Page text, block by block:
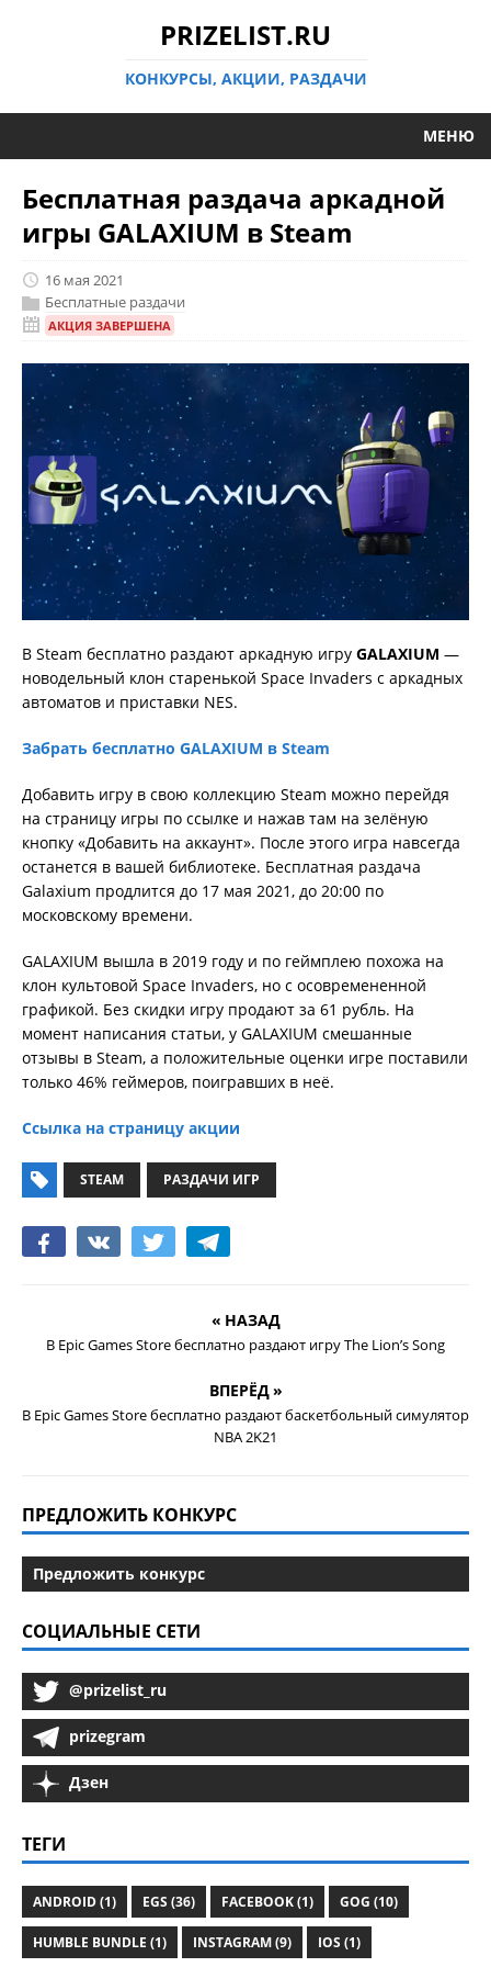
PRIZELIST.RU
КОНКУРСЫ, АКЦИИ, РАЗДАЧИ
МЕНЮ
Бесплатная раздача аркадной
игры GALAXIUM в Steam
16 мая 2021
Бесплатные раздачи
АКЦИЯ ЗАВЕРШЕНА
В Steam бесплатно раздают аркадную игру GALAXIUM —
новодельный клон старенькой Space Invaders с аркадных
автоматов и приставки NES.
Забрать бесплатно GALAXIUM в Steam
Добавить игру в свою коллекцию Steam можно перейдя
на страницу игры по ссылке и нажав там на зелёную
кнопку «Добавить на аккаунт». После этого игра навсегда
останется в вашей библиотеке. Бесплатная раздача
Galaxium продлится до 17 мая 2021, до 20:00 по
московскому времени.
GALAXIUM вышла в 2019 году и по геймплею похожа на
клон культовой Space Invaders, но с осовремененной
графикой. Без скидки игру продают за 61 рубль. На
момент написания статьи, у GALAXIUM смешанные
отзывы в Steam, а положительные оценки игре поставили
только 46% геймеров, поигравших в неё.
Ссылка на страницу акции
STEAM РАЗДАЧИ ИГР
« НАЗАД
В Epic Games Store бесплатно раздают игру The Lion’s Song
ВПЕРЁД »
В Epic Games Store бесплатно раздают баскетбольный симулятор
NBA 2K21
ПРЕДЛОЖИТЬ КОНКУРС
Предложить конкурс
СОЦИАЛЬНЫЕ СЕТИ
@prizelist_ru
prizegram
Дзен
ТЕГИ
ANDROID (1) EGS (36) FACEBOOK (1) GOG (10)
HUMBLE BUNDLE (1) INSTAGRAM (9) IOS (1)